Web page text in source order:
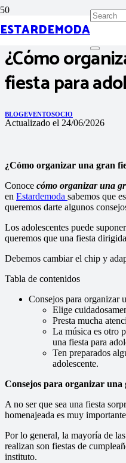
ESTARDEMODA
¿Cómo
fiesta para
BLOGEVENTOSOCIO
Actualizado el 24/06/2026
¿Cómo organizar una gran
Conoce cómo organizar una
en Estardemoda sabemos que
queremos darte algunos
Los adolescentes puede
queremos que una fiesta
Debemos cambiar el chip y
Tabla de contenidos
Consejos para organizar
Elige
Presta mucha
La música es otro
una fiesta para
Ten preparados
adolescente.
Consejos para organizar una
A no ser que sea una fiesta
homenajeada es muy
Por lo general, la mayoría de
realizan son fiestas de
instituto.